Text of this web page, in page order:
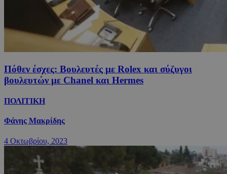
Πόθεν έσχες: Βουλευτές με Rolex και σύζυγοι
βουλευτών με Chanel και Hermes
ΠΟΛΙΤΙΚΗ
Φάνης Μακρίδης
4 Οκτωβρίου, 2023